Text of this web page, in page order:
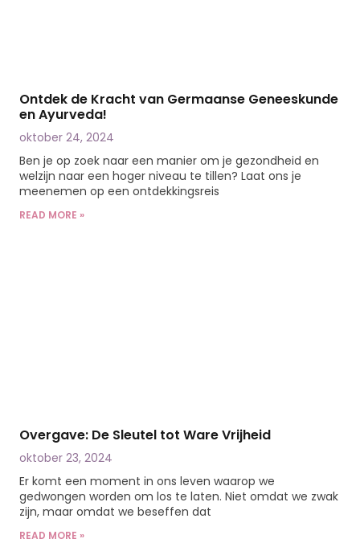
Ontdek de Kracht van Germaanse Geneeskunde
en Ayurveda!
oktober 24, 2024
Ben je op zoek naar een manier om je gezondheid en
welzijn naar een hoger niveau te tillen? Laat ons je
meenemen op een ontdekkingsreis
READ MORE »
Overgave: De Sleutel tot Ware Vrijheid
oktober 23, 2024
Er komt een moment in ons leven waarop we
gedwongen worden om los te laten. Niet omdat we zwak
zijn, maar omdat we beseffen dat
READ MORE »